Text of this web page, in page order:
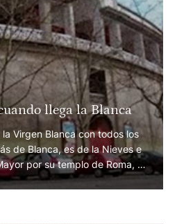
llega la Blanca
Virgen Blanca con todos los
de Blanca, es de la Nieves e
por su templo de Roma, el
de Vitoria, que lleva su